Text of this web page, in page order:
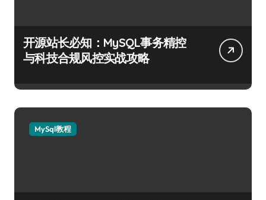
开源站长必知：MySQL事务精控
与科技合规风控实战攻略
MySql教程